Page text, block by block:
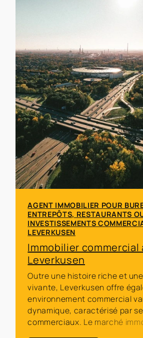
AGENT IMMOBILIER POUR
ENTREPÔTS, RESTAURANTS
INVESTISSEMENTS
LEVERKUSEN
Immobilier commercial
Leverkusen
Outre une histoire riche et
vivante, Leverkusen offre
environnement commercial
dynamique, caractérisé par
commerciaux. Le marché